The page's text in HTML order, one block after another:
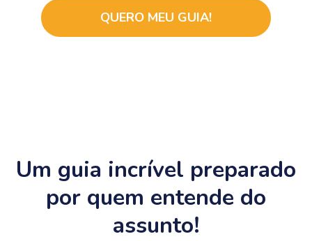
QUERO MEU GUIA!
Um guia incrível preparado
por quem entende do
assunto!